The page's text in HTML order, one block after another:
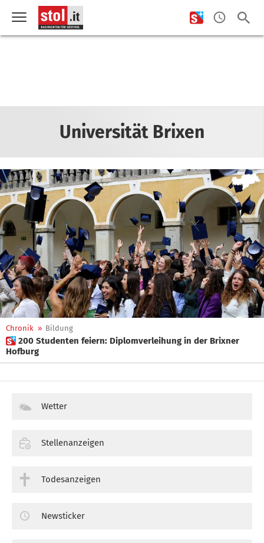
Universität Brixen
Chronik » Bildung
 200 Studenten feiern: Diplomverleihung in der Brixner
Hofburg
Wetter
Stellenanzeigen
Todesanzeigen
Newsticker